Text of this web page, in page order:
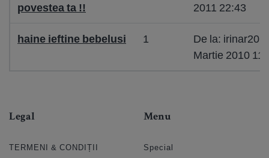
povestea ta !!
2011 22:43
haine ieftine bebelusi 1
De la:
Martie 2010
Legal
TERMENI & CONDIȚII
Menu
Special